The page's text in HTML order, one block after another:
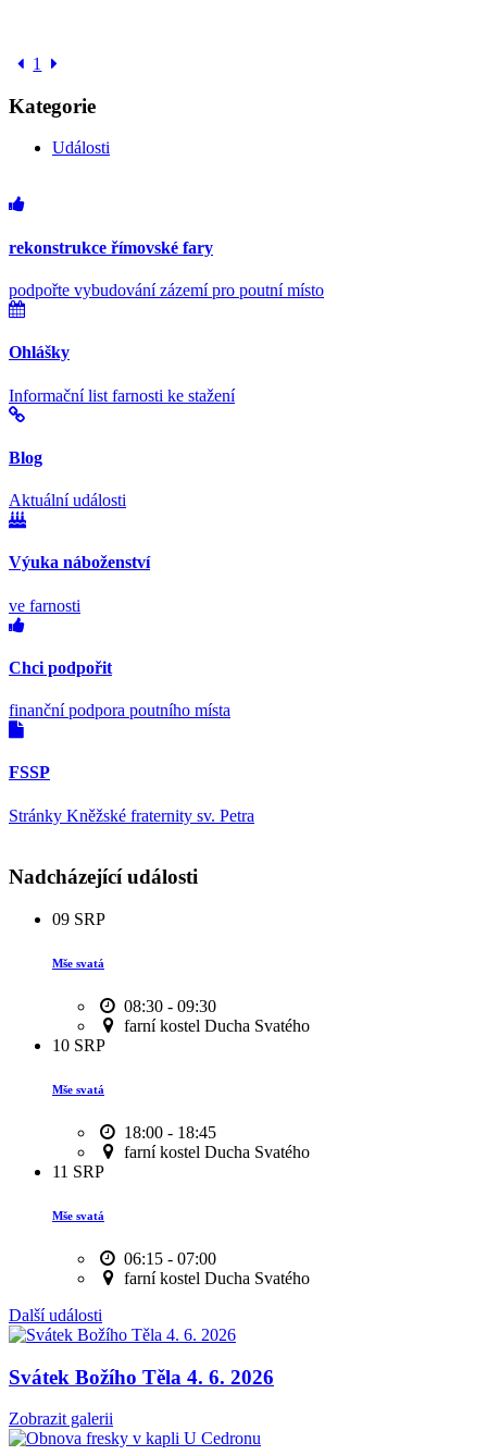
1
Kategorie
Události
rekonstrukce římovské fary
podpořte vybudování zázemí pro poutní místo
Ohlášky
Informační list farnosti ke stažení
Blog
Aktuální události
Výuka náboženství
ve farnosti
Chci podpořit
finanční podpora poutního místa
FSSP
Stránky Kněžské fraternity sv. Petra
Nadcházející události
09 SRP
Mše svatá
08:30 - 09:30
farní kostel Ducha Svatého
10 SRP
Mše svatá
18:00 - 18:45
farní kostel Ducha Svatého
11 SRP
Mše svatá
06:15 - 07:00
farní kostel Ducha Svatého
Další události
Svátek Božího Těla 4. 6. 2026
Zobrazit galerii